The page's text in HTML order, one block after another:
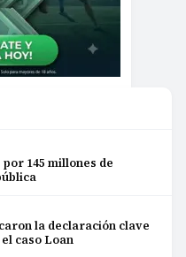
145 millones de
la declaración clave
caso Loan